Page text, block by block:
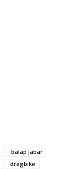
balap jabar
dragbike